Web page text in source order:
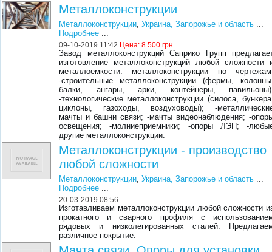
Металлоконструкции
Металлоконструкции,Украина, Запорожье и область ...
Подробнее ...
09-10-2019 11:42 Цена:8 500 грн.
Завод металлоконструкций Саприко Групп
изготовление металлоконструкций любой сложности
металлоемкости: металлоконструкции по
-строительные металлоконструкции (фермы,
балки, ангары, арки, контейнеры,
-технологические металлоконструкции (силоса,
циклоны, газоходы, воздуховоды); -
мачты и башни связи; -мачты видеонаблюдения; -
освещения; -молниеприемники; -опоры ЛЭП; -
другие металлоконструкции.
Металлоконструкции - производство
любой сложности
Металлоконструкции,Украина, Запорожье и область ...
Подробнее ...
20-03-2019 08:56
Изготавливаем металлоконструкции любой сложности
прокатного и сварного профиля с
рядовых и низколегированных сталей.
различное покрытие.